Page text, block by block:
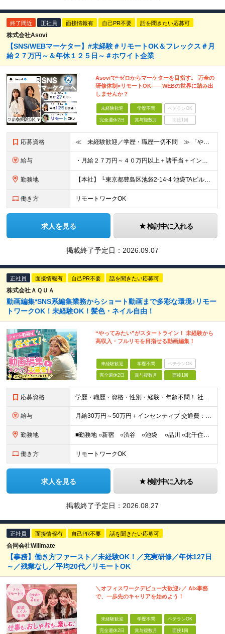
終了間近 正社員 面接情報有 自己PR不要 話を聞きたい応募可
株式会社Asovi
【SNS/WEBマーケター】#未経験＃リモートOK＆フレックス＃月
給２７万円～＆年休１２５日～＃ホワイト企業
Asoviで“ゼロからマーケターを目指す。 万全の
研修体制×リモートOK——WEBの世界に踏み出
しませんか？
未経験歓迎 学歴不問 ベテランOK
完全週休2日 賞与複数月 面接1回
応募資格 ≪ 未経験歓迎／学歴・職歴一切不問 ≫ 「やりたいことはまだ決まっていないけど、何かを始めたい」 「人と関わる仕事に興味がある」——そんな方も大歓迎です！ Asoviでは、“今まで”よりも“これから
給与 ・月給２７万円～４０万円以上＋諸手当＋インセンティブ ※超過分は別途全額支給します。 【 入社時の想定年収 】 ・年収４５０万円 ＜インセンティブ制度について＞ 社員一人ひとりの頑張りを多角的に評
勤務地 【本社】 └東京都豊島区池袋2-14-4 池袋TAビル8F ★あなたの希望を最大限考慮！ ・都内（池袋・新宿・渋谷・目黒・青山）・埼玉・千葉・神奈川・茨城・栃木・群馬 ※勤務先は本社または支社とな
働き方 リモートワークOK
求人を見る 検討中に入れる
掲載終了予定日： 2026.09.07
正社員 面接情報有 自己PR不要 話を聞きたい応募可
株式会社ＡＱＵＡ
動画編集*SNS系編集業務からショート動画まで多彩な環境♪リモー
トワークOK！未経験OK！髪色・ネイル自由！
“やってみたい”がスタートライン！ 未経験から
高収入・フルリモを目指せる動画編集！
未経験歓迎 学歴不問 ベテランOK
完全週休2日 賞与複数月 面接1回
応募資格 学歴・職歴・資格・性別・経験・年齢不問！ 社会人経験ゼロ、昼職経験ゼロでもご安心ください♪ 〈年功序列の完全撤廃〉 学歴、職歴、資格、経験など関係なく 頑張った分だけ正当に評価される。 だから昇格
給与 月給30万円～50万円＋インセンティブ 交通費：全額支給 ※試用期間3ヶ月間は契約社員で月給25万円 ※研修先は、面談時にご相談させていただきます ☆昇給・昇格有 ☆インセンティブ有
勤務地 ■勤務地 ○新宿 ○渋谷 ○池袋 ○品川 ○北千住 ※あなたの経験やスキルに応じて研修先は、 面談時にてご相談させていただきます。 (変更の範囲)上記を除く当社関連勤務地 ■本社 東
働き方 リモートワークOK
求人を見る 検討中に入れる
掲載終了予定日： 2026.08.27
正社員 面接情報有 自己PR不要 話を聞きたい応募可
合同会社Willmate
【事務】働き方ファースト／未経験OK！／充実研修／年休127日
～／残業なし／平均20代／リモートOK
＼オフィスワークデビュー大歓迎♪／ AI×事務
で、一歩先のキャリアを始めよう！
未経験歓迎 学歴不問 ベテランOK
完全週休2日 賞与複数月 面接1回